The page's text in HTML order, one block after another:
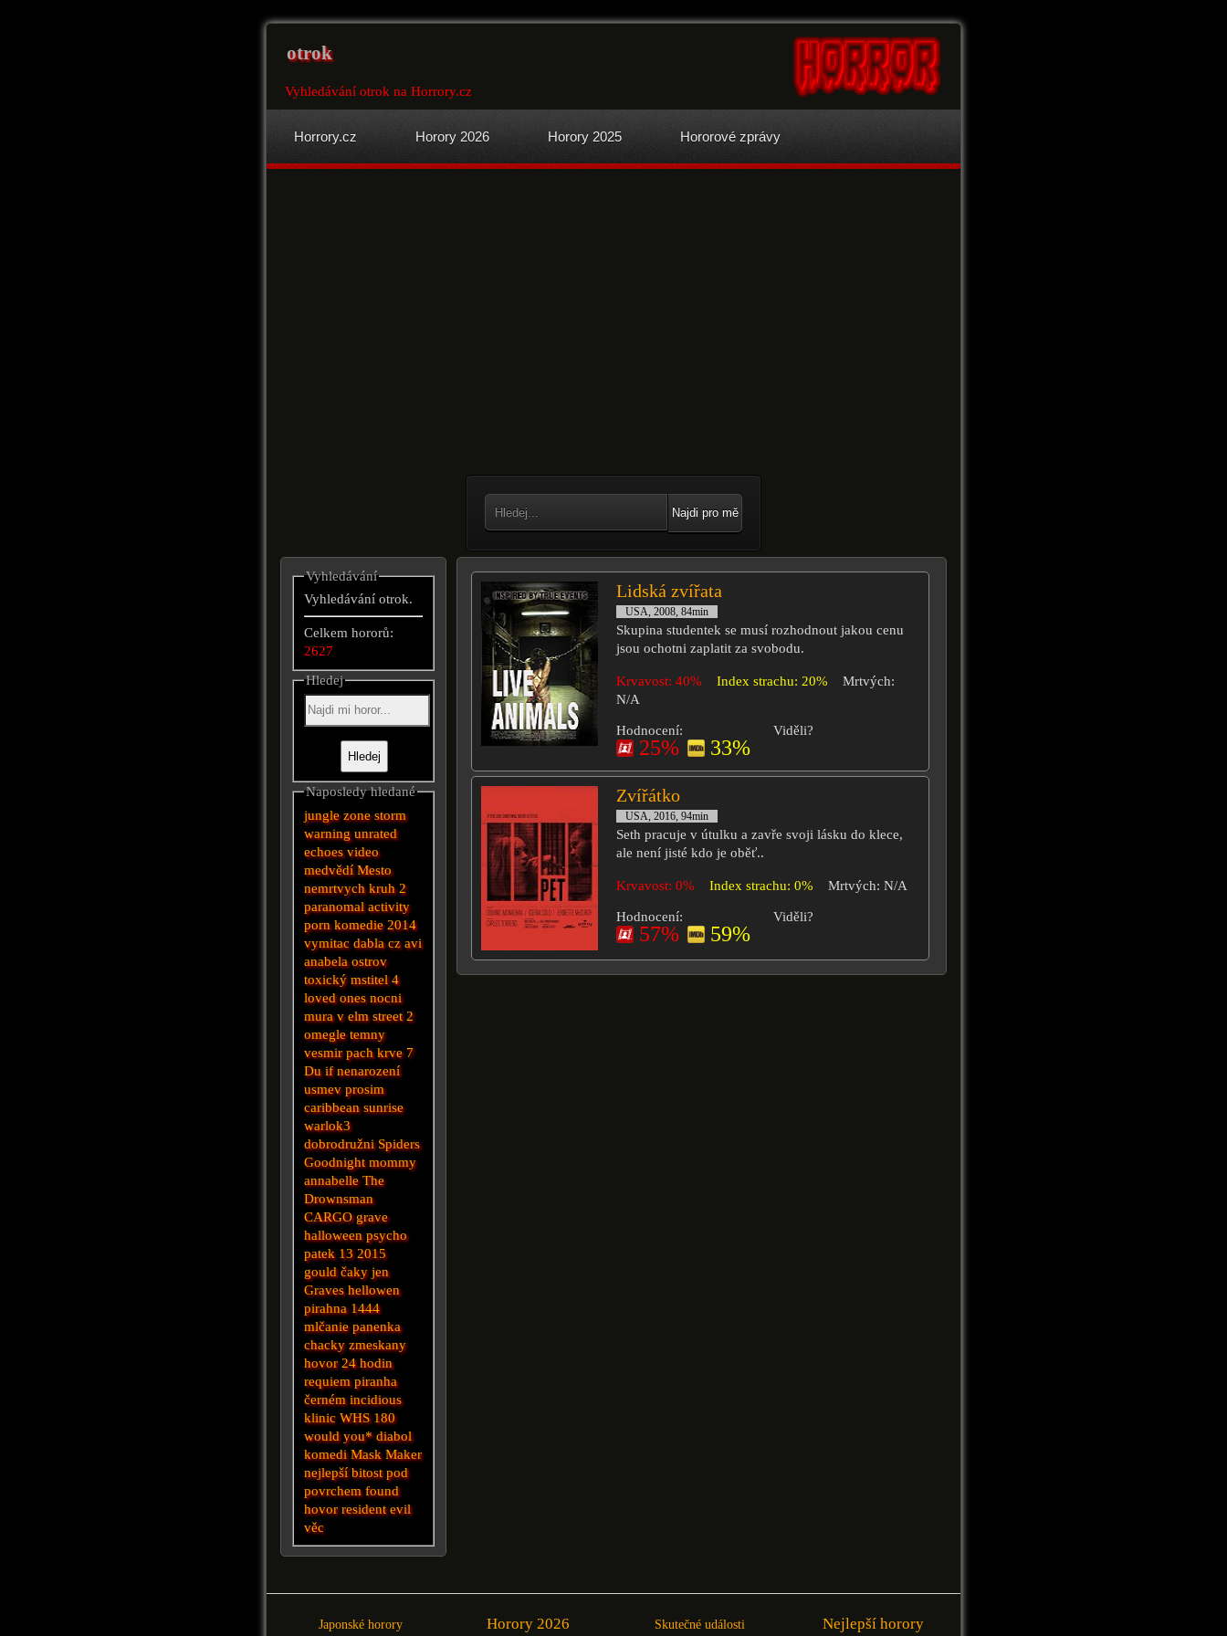
otrok
Vyhledávání otrok na Horrory.cz
Horrory.cz Horory 2026 Horory 2025 Hororové zprávy
Najdi pro mě
Lidská zvířata
USA, 2008, 84min
Skupina studentek se musí rozhodnout jakou cenu
jsou ochotni zaplatit za svobodu.
Krvavost: 40% Index strachu: 20%
Mrtvých:
N/A
Hodnocení:
25% 33%
Viděli?
Zvířátko
USA, 2016, 94min
Seth pracuje v útulku a zavře svoji lásku do klece,
ale není jisté kdo je oběť..
Krvavost: 0% Index strachu: 0% Mrtvých: N/A
Hodnocení:
57% 59%
Viděli?
Vyhledávání
Vyhledávání otrok.
Celkem hororů:
2627
Hledej
Naposledy hledané
jungle zonestorm
warning unrated
echoes video
medvědí Mesto
nemrtvych kruh 2
paranomal activity
porn komedie 2014
vymitac dabla cz avi
anabela ostrov
toxický mstitel 4
loved ones nocni
mura v elm street 2
omegle temny
vesmir pach krve 7
Du if nenarození
usmev prosim
caribbean sunrise
warlok3
dobrodružni Spiders
Goodnight mommy
annabelle The
Drownsman
CARGO grave
halloween psycho
patek 13 2015
gould čaky jen
Graves hellowen
pirahna 1444
mlčanie panenka
chacky zmeskany
hovor 24 hodin
requiem piranha
černém incidious
klinic WHS 180
would you* diabol
komedi Mask Maker
nejlepší bitost pod
povrchemfound
hovor resident evil
věc
Japonské horory Horory 2026 Skutečné události Nejlepší horory